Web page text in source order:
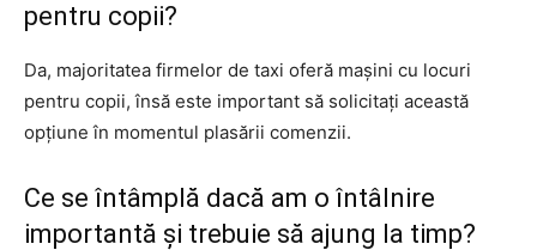
pentru copii?
Da, majoritatea firmelor de taxi oferă mașini cu locuri
pentru copii, însă este important să solicitați această
opțiune în momentul plasării comenzii.
Ce se întâmplă dacă am o întâlnire
importantă și trebuie să ajung la timp?